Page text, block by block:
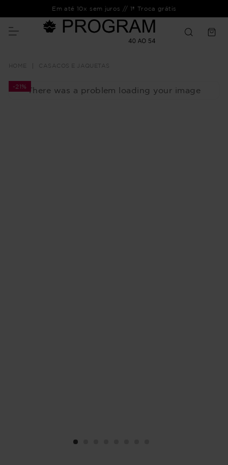
Em até 10x sem juros // 1ª Troca grátis
CASACOS E JAQUETAS
There was a problem loading your image
-21%